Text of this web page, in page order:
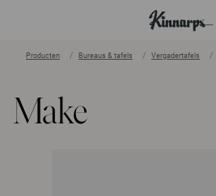
Producten Bureaus & tafels Vergadertafels
Make